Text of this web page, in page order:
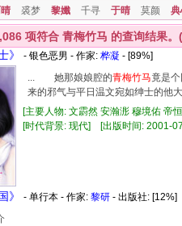
裘梦 黎孅 千寻 于晴 莫颜
项符合 青梅竹马 的查询结果
》
- 银色恶男 - 作家: 桦凝 - [89%]
... 她那娘娘腔的青梅竹马竟是
来的邪气与平日温文宛如绅士的
[主要人物: 文霨然 安瀚浵 穆境佑
[时代背景: 现代] [出版时间:
》 - 单行本 - 作家: 黎研 - 出版社: [12%]